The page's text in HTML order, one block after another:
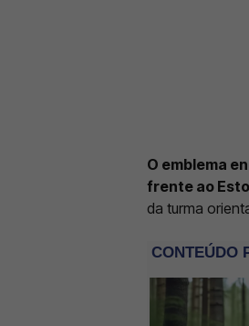
O emblema
frente ao
da turma